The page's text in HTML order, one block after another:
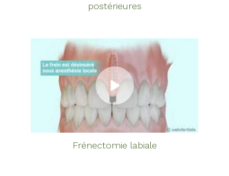
postérieures
Frénectomie labiale